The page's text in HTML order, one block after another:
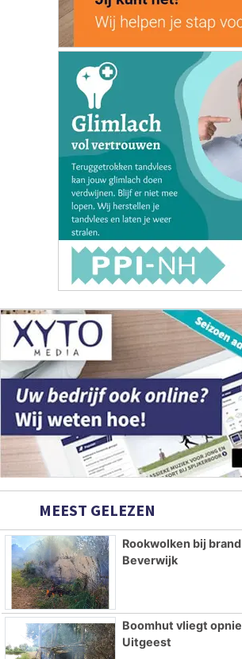
MEEST GELEZEN
Rookwolken bij
Beverwijk
Boomhut vliegt
Uitgeest